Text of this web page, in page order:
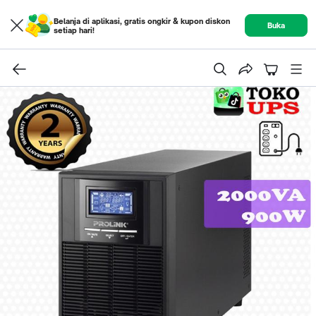
Belanja di aplikasi, gratis ongkir & kupon diskon
setiap hari!
Buka